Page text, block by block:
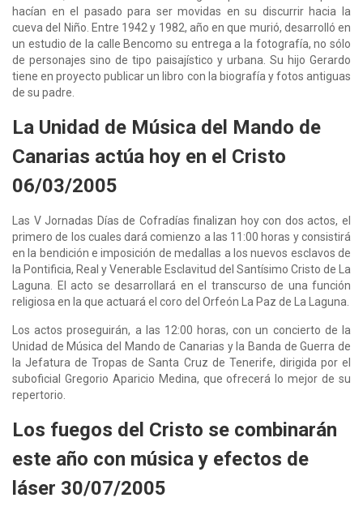
hacían en el pasado para ser movidas en su discurrir hacia la
cueva del Niño. Entre 1942 y 1982, año en que murió, desarrolló en
un estudio de la calle Bencomo su entrega a la fotografía, no sólo
de personajes sino de tipo paisajístico y urbana. Su hijo Gerardo
tiene en proyecto publicar un libro con la biografía y fotos antiguas
de su padre.
La Unidad de Música del Mando de
Canarias actúa hoy en el Cristo
06/03/2005
Las V Jornadas Días de Cofradías finalizan hoy con dos actos, el
primero de los cuales dará comienzo a las 11:00 horas y consistirá
en la bendición e imposición de medallas a los nuevos esclavos de
la Pontificia, Real y Venerable Esclavitud del Santísimo Cristo de La
Laguna. El acto se desarrollará en el transcurso de una función
religiosa en la que actuará el coro del Orfeón La Paz de La Laguna.
Los actos proseguirán, a las 12:00 horas, con un concierto de la
Unidad de Música del Mando de Canarias y la Banda de Guerra de
la Jefatura de Tropas de Santa Cruz de Tenerife, dirigida por el
suboficial Gregorio Aparicio Medina, que ofrecerá lo mejor de su
repertorio.
Los fuegos del Cristo se combinarán
este año con música y efectos de
láser 30/07/2005